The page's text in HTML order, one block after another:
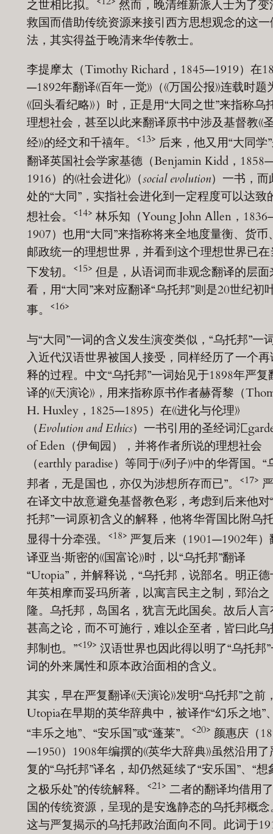
之世相比拟。
然而，晚清维新派人士为了变
救国而借助传统资源来接引西方思想观念的这一
法，其实得益于晚清来华传教士。
李提摩太（Timothy Richard，1845—1919）在
—1892年翻译《百年一觉》（《万国公报》连载时题
《回头看纪略》）时，正是用“大同之世”来指称乌
理想社会，甚至以此来翻译原书中涉及基督教《
经》的经文和千禧年。
<13> 后来，他又用“大同学
翻译英国社会学家基德（Benjamin Kidd，
1916）的《社会进化》（social evolution）一书，而
处的“大同”，实指社会进化到一定程度可以达致
想社会。
<14> 林乐知（Young John Allen，
1907）也用“大同”来指称将来全地度量衡、货币
邮政统一的理想世界，并看到这个理想世界已在
下发轫。
<15> 但是，从语词而非观念翻译的层面
看，用“大同”来对应翻译“乌托邦”则是20世纪初
事。
<16>
与“大同”一词的含义发生演变类似，“乌托邦”一
入近代汉语世界被国人接受，同样经历了一个再
释的过程。中文“乌托邦”一词始见于1898年严复
译的《天演论》，用来指称原书作者赫胥黎（
H. Huxley，1825—1895）在《进化与伦理》
（Evolution and Ethics）一书引用的圣经词汇
of Eden（伊甸园），并将作者所说的理想社会
（earthly paradise）等同于《列子》中的华胥国。“
邦者，无是国也，亦仅为涉想所存而已”。
<17>
在译文中故意避免基督教色彩，考虑到后来他对
托邦”一词原初含义的解释，他将华胥国比附乌
显得十分牵强。
<18> 严复后来（1901—1902年）
译亚当·斯密的《国富论》时，以“乌托邦”翻译
“Utopia”，并解释说，“乌托邦，说部名。明正德
年英相摩而妥玛所著，以寓言民主之制，郅治之
隆。乌托邦，岛国名，犹言无此国矣。故后人言
甚高之论，而不可施行，难以企至者，皆曰此乌
邦制也。”<19> 汉语世界也因此得以明了“乌托邦
词的外来属性和原本政治面相的含义。
其实，早在严复翻译《天演论》发明“乌托邦”之前
Utopia在早期的英华辞典中，被译作“幻乐之地”
“丰乐之地”、“安乐国”或“蓬莱”。
<20> 颜惠庆（
—1950）1908年编撰的《英华大辞典》虽然沿用了
复的“乌托邦”译名，却仍然延续了“安乐国”、“想
之极乐处”的传统解释。
<21> 二者的翻译均借用
国的传统资源，呈现的是安逸静态的乌托邦概念
这与严复揭示的乌托邦政治面向不同。此词于